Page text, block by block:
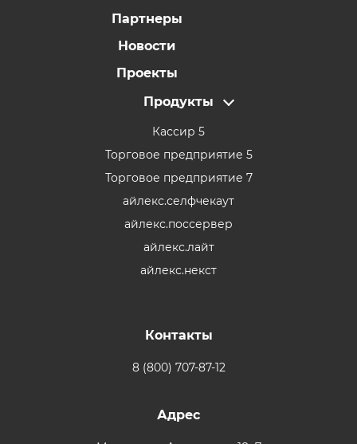
Партнеры
Новости
Проекты
Продукты
Кассир 5
Торговое предприятие 5
Торговое предприятие 7
айлекс.селфчекаут
айлекс.поссервер
айлекс.лайт
айлекс.некст
Контакты
8 (800) 707-87-12
Адрес